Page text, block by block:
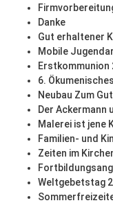
Danke
Gut erhaltener
Mobile
Erstkommunion
6.
Neubau Zum
Der Ackermann
Malerei ist jene
Familien- und
Zeiten im
Weltgebetstag